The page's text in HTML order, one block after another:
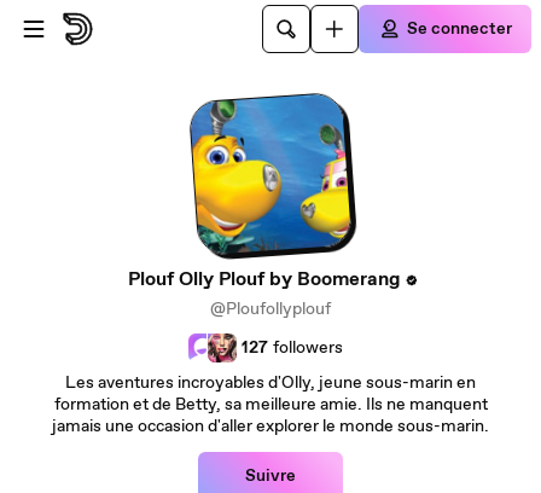
Passer au contenu principal
Se connecter
Plouf Olly Plouf by Boomerang
@Ploufollyplouf
127 followers
Les aventures incroyables d'Olly, jeune sous-marin en
formation et de Betty, sa meilleure amie. Ils ne manquent
jamais une occasion d'aller explorer le monde sous-marin.
Suivre